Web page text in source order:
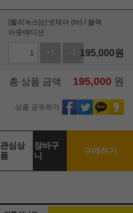
[헬리녹스]선셋체어 (re) / 블랙
아웃에디션
+1 -1 195,000원
총 상품 금액 195,000 원
상품 공유하기
관심상
품
장바구
니
구매하기